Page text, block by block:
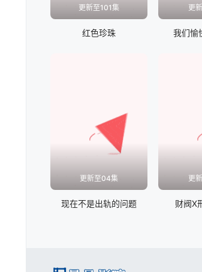
更新至101集
红色珍珠
更
我们愉
更新至04集
现在不是出轨的问题
更
财阀X